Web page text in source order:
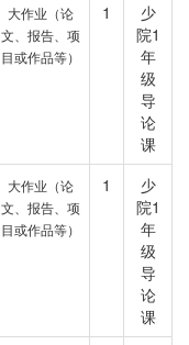
大作业（论
文、报告、项
目或作品等）
1
少
院1
年
级
导
论
课
大作业（论
文、报告、项
目或作品等）
1
少
院1
年
级
导
论
课